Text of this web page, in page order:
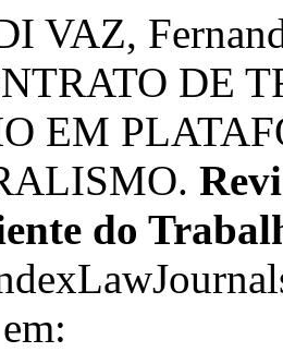
VAZ,
DE
EM
do